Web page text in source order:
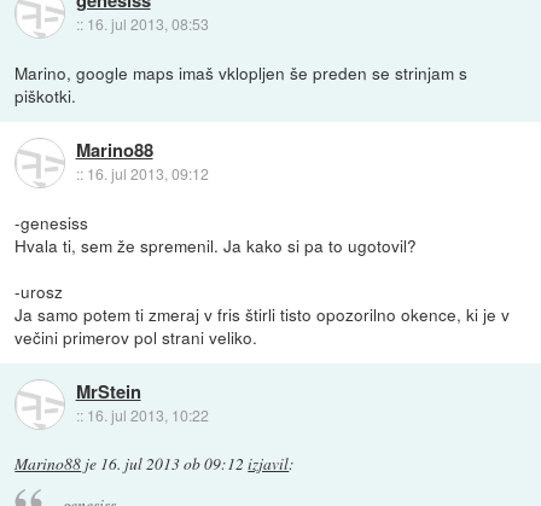
:: 16. jul 2013, 08:53
Marino, google maps imaš vklopljen še preden se strinjam s
piškotki.
Marino88
:: 16. jul 2013, 09:12
-genesiss
Hvala ti, sem že spremenil. Ja kako si pa to ugotovil?
-urosz
Ja samo potem ti zmeraj v fris štirli tisto opozorilno okence, ki je v
večini primerov pol strani veliko.
MrStein
:: 16. jul 2013, 10:22
Marino88 je 16. jul 2013 ob 09:12 izjavil: